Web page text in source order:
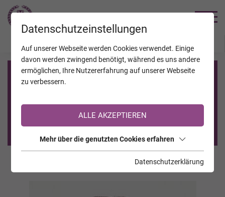
Registrierung auf TrauerHilfe.it
Sie sind noch nicht auf TrauerHilfe.it registriert?
>> zur kostenlosen Registrierung <<
Datenschutzeinstellungen
Auf unserer Webseite werden Cookies verwendet. Einige
davon werden zwingend benötigt, während es uns andere
ermöglichen, Ihre Nutzererfahrung auf unserer Webseite
zu verbessern.
ALLE AKZEPTIEREN
Mehr über die genutzten Cookies erfahren
Datenschutzerklärung
JAHRESTAGE KALENDER VERSTORBENE